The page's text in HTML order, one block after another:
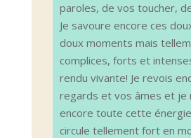
paroles, de vos toucher,
Je savoure encore ces
doux moments mais
complices, forts et
rendu vivante! Je revois
regards et vos âmes et je
encore toute cette
circule tellement fort en